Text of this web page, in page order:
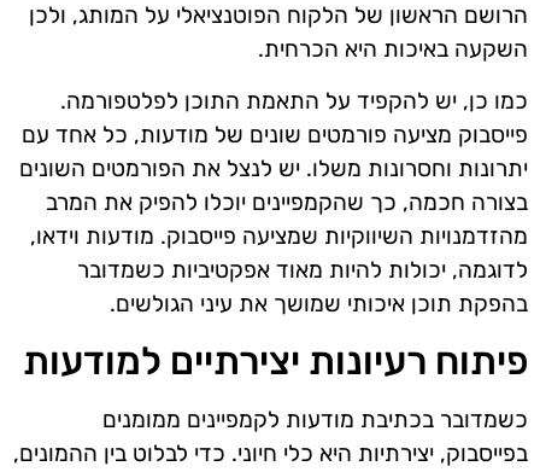
הרושם הראשון של הלקוח הפוטנציאלי על המותג, ולכן
השקעה באיכות היא הכרחית.
כמו כן, יש להקפיד על התאמת התוכן לפלטפורמה.
פייסבוק מציעה פורמטים שונים של מודעות, כל אחד עם
יתרונות וחסרונות משלו. יש לנצל את הפורמטים השונים
בצורה חכמה, כך שהקמפיינים יוכלו להפיק את המרב
מהזדמנויות השיווקיות שמציעה פייסבוק. מודעות וידאו,
לדוגמה, יכולות להיות מאוד אפקטיביות כשמדובר
בהפקת תוכן איכותי שמושך את עיני הגולשים.
פיתוח רעיונות יצירתיים למודעות
כשמדובר בכתיבת מודעות לקמפיינים ממומנים
בפייסבוק, יצירתיות היא כלי חיוני. כדי לבלוט בין ההמונים,